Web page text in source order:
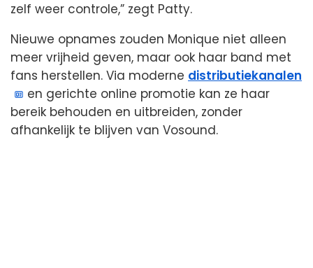
zelf weer controle,” zegt Patty.
Nieuwe opnames zouden Monique niet alleen
meer vrijheid geven, maar ook haar band met
fans herstellen. Via moderne distributiekanalen
en gerichte online promotie kan ze haar
bereik behouden en uitbreiden, zonder
afhankelijk te blijven van Vosound.